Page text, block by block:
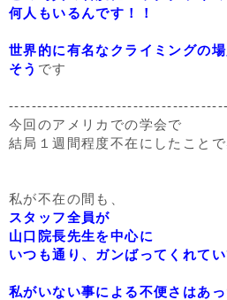
何人もいるんです！！
世界的に有名なクライミングの
そう です
今回のアメリカでの学会で
結局１週間程度不在にしたことで
私が不在の間も、
スタッフ全員が
山口院長先生を中心に
いつも通り、ガンばってくれてい
私がいない事による不便さはあ